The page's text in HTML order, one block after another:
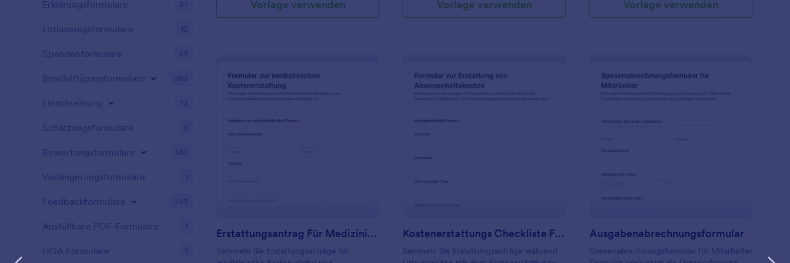
Vorlage verwenden Vorlage verwenden Vorlage verwenden
Erstattungsantrag Für Medizinische Kosten
Sammeln Sie Erstattungsanträge für
: Kostenerstattungs Checkliste Für Urlaubszeiten Formular
Kostenerstattungs Checkliste Für Urlaubszeiten Formular
Sammeln Sie Erstattungsanträge während
Ausgabenabrechnungsformular
Spesenabrechnungsformular für Mitarbeiter
Erklärungsformulare 27
Entlassungsformulare 12
Spendenformulare 44
Beschäftigungformulare 263
Einschreibung 73
Schätzungsformulare 6
Bewertungsformulare 343
Verlängerungsformulare 1
Feedbackformulare 243
Ausfüllbare PDF-Formulare 1
HOA Formulare 1